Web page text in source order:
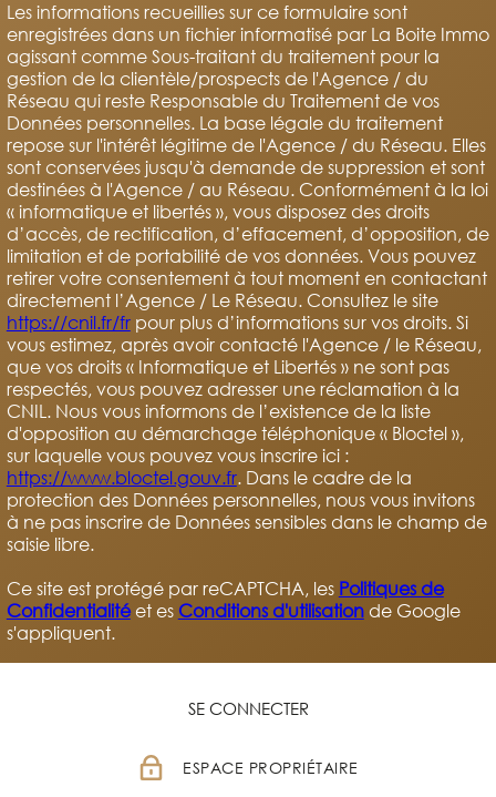
Les informations recueillies sur ce formulaire sont
enregistrées dans un fichier informatisé par La Boite Immo
agissant comme Sous-traitant du traitement pour la
gestion de la clientèle/prospects de l'Agence / du
Réseau qui reste Responsable du Traitement de vos
Données personnelles. La base légale du traitement
repose sur l'intérêt légitime de l'Agence / du Réseau. Elles
sont conservées jusqu'à demande de suppression et sont
destinées à l'Agence / au Réseau. Conformément à la loi
« informatique et libertés », vous disposez des droits
d’accès, de rectification, d’effacement, d’opposition, de
limitation et de portabilité de vos données. Vous pouvez
retirer votre consentement à tout moment en contactant
directement l’Agence / Le Réseau. Consultez le site
https://cnil.fr/frpour plus d’informations sur vos droits. Si
vous estimez, après avoir contacté l'Agence / le Réseau,
que vos droits « Informatique et Libertés » ne sont pas
respectés, vous pouvez adresser une réclamation à la
CNIL. Nous vous informons de l’existence de la liste
d'opposition au démarchage téléphonique « Bloctel »,
sur laquelle vous pouvez vous inscrire ici :
https://www.bloctel.gouv.fr. Dans le cadre de la
protection des Données personnelles, nous vous invitons
à ne pas inscrire de Données sensibles dans le champ de
saisie libre.
Ce site est protégé par reCAPTCHA, les Politiques de
Confidentialitéet es Conditions d'utilisationde Google
s'appliquent.
SE CONNECTER
ESPACE PROPRIÉTAIRE